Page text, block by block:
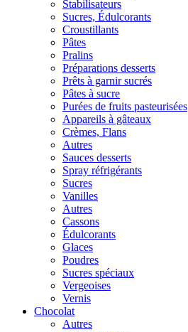
Stabilisateurs
Sucres, Édulcorants
Croustillants
Pâtes
Pralins
Préparations desserts
Prêts à garnir sucrés
Pâtes à sucre
Purées de fruits pasteurisées
Appareils à gâteaux
Crèmes, Flans
Autres
Sauces desserts
Spray réfrigérants
Sucres
Vanilles
Autres
Cassons
Édulcorants
Glaces
Poudres
Sucres spéciaux
Vergeoises
Vernis
Chocolat
Autres